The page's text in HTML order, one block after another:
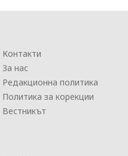
Контакти
За нас
Редакционна политика
Политика за корекции
Вестникът